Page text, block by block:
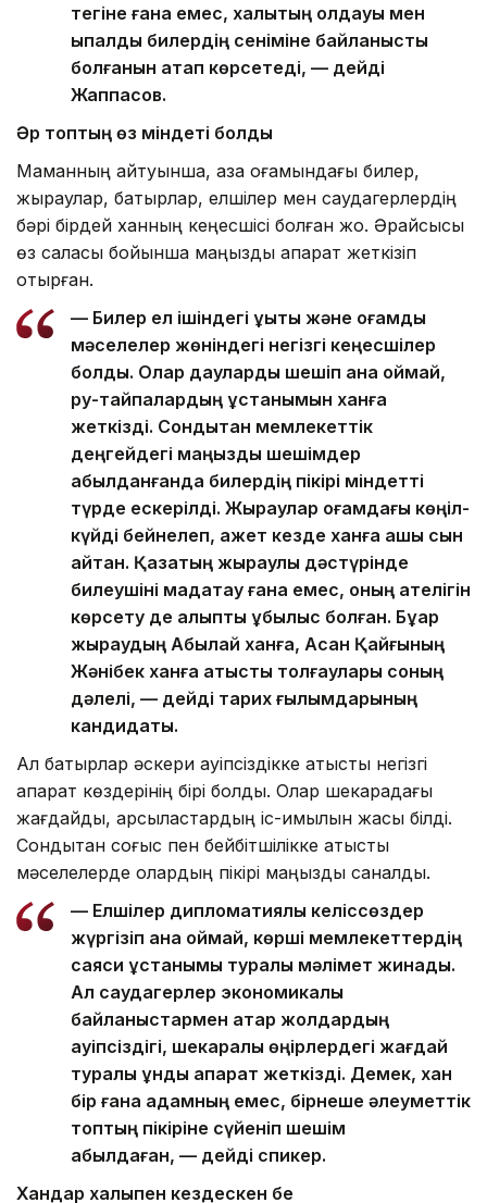
тегіне ғана емес, халықтың қолдауы мен
ықпалды билердің сеніміне байланысты
болғанын атап көрсетеді, — дейді
Жаппасов.
Әр топтың өз міндеті болды
Маманның айтуынша, қазақ қоғамындағы билер,
жыраулар, батырлар, елшілер мен саудагерлердің
бәрі бірдей ханның кеңесшісі болған жоқ. Әрқайсысы
өз саласы бойынша маңызды ақпарат жеткізіп
отырған.
— Билер ел ішіндегі құқықтық және қоғамдық
мәселелер жөніндегі негізгі кеңесшілер
болды. Олар дауларды шешіп қана қоймай,
ру-тайпалардың ұстанымын ханға
жеткізді. Сондықтан мемлекеттік
деңгейдегі маңызды шешімдер
қабылданғанда билердің пікірі міндетті
түрде ескерілді. Жыраулар қоғамдағы көңіл-
күйді бейнелеп, қажет кезде ханға ашық сын
айтқан. Қазақтың жыраулық дәстүрінде
билеушіні мадақтау ғана емес, оның қателігін
көрсету де қалыпты құбылыс болған. Бұқар
жыраудың Абылай ханға, Асан Қайғының
Жәнібек ханға қатысты толғаулары соның
дәлелі, — дейді тарих ғылымдарының
кандидаты.
Ал батырлар әскери қауіпсіздікке қатысты негізгі
ақпарат көздерінің бірі болды. Олар шекарадағы
жағдайды, қарсыластардың іс-қимылын жақсы білді.
Сондықтан соғыс пен бейбітшілікке қатысты
мәселелерде олардың пікірі маңызды саналды.
— Елшілер дипломатиялық келіссөздер
жүргізіп қана қоймай, көрші мемлекеттердің
саяси ұстанымы туралы мәлімет жинады.
Ал саудагерлер экономикалық
байланыстармен қатар жолдардың
қауіпсіздігі, шекаралық өңірлердегі жағдай
туралы құнды ақпарат жеткізді. Демек, хан
бір ғана адамның емес, бірнеше әлеуметтік
топтың пікіріне сүйеніп шешім
қабылдаған, — дейді спикер.
Хандар халықпен кездескен бе